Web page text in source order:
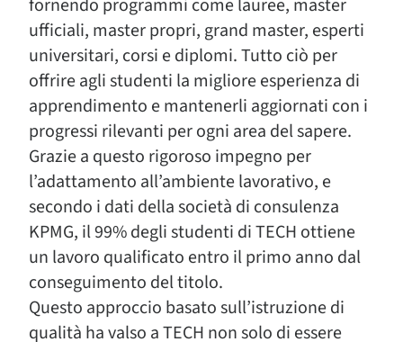
fornendo programmi come lauree, master
ufficiali, master propri, grand master, esperti
universitari, corsi e diplomi. Tutto ciò per
offrire agli studenti la migliore esperienza di
apprendimento e mantenerli aggiornati con i
progressi rilevanti per ogni area del sapere.
Grazie a questo rigoroso impegno per
l’adattamento all’ambiente lavorativo, e
secondo i dati della società di consulenza
KPMG, il 99% degli studenti di TECH ottiene
un lavoro qualificato entro il primo anno dal
conseguimento del titolo.
Questo approccio basato sull’istruzione di
qualità ha valso a TECH non solo di essere